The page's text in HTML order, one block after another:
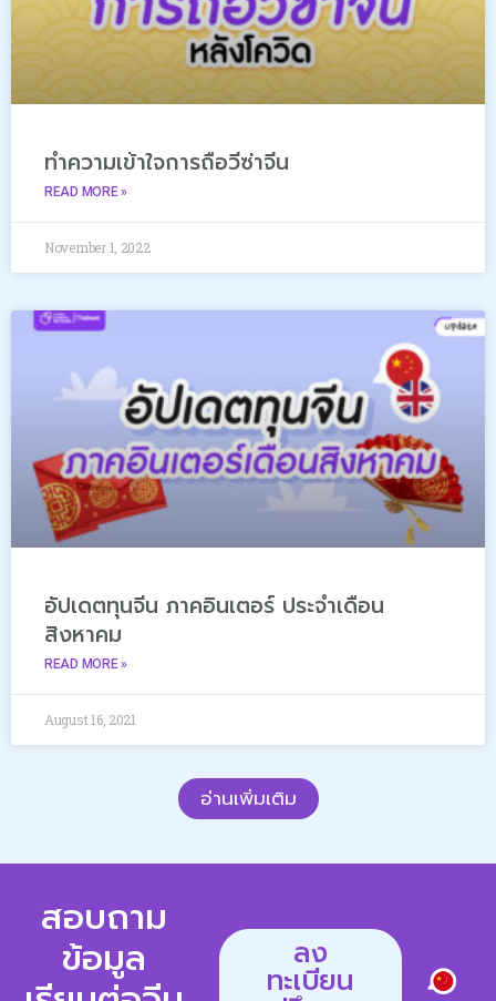
ทำความเข้าใจการถือวีซ่าจีน
READ MORE »
November 1, 2022
อัปเดตทุนจีน ภาคอินเตอร์ ประจำเดือน
สิงหาคม
READ MORE »
August 16, 2021
อ่านเพิ่มเติม
สอบถาม
ข้อมูล ลง
ทะเบียน